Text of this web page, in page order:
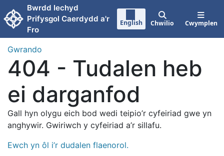
Neidio i'r prif gynnwy
Bwrdd Iechyd
Prifysgol Caerdydd a'r
Fro
English Chwilio Cwymplen
Gwrando
404 - Tudalen heb
ei darganfod
Gall hyn olygu eich bod wedi teipio’r cyfeiriad gwe yn
anghywir. Gwiriwch y cyfeiriad a’r sillafu.
Ewch yn ôl i’r dudalen flaenorol.